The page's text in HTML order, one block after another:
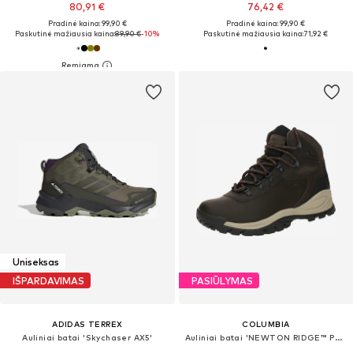
80,91 €
Pradinė kaina: 99,90 €
Paskutinė mažiausia kaina:89,90 €-10%
76,42 €
Pradinė kaina: 99,90 €
Paskutinė mažiausia kaina:71,92 €
Uniseksas
IŠPARDAVIMAS
ADIDAS TERREX
Auliniai batai 'Skychaser AX5'
PASIŪLYMAS
COLUMBIA
Auliniai batai 'NEWTON RIDGE™ PLUS'